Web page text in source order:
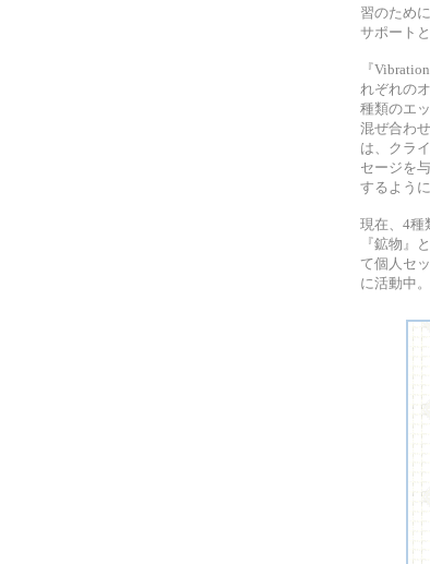
習のため
サポート
『
れぞれの
種類のエ
混ぜ合わ
は、クラ
セージを
するよう
現在、4種
『鉱物』
て個人セ
に活動中